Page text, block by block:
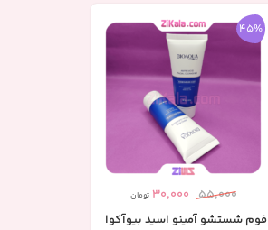
45%
55,000
30,000 تومان
فوم شستشو آمینو اسید بیوآکوا